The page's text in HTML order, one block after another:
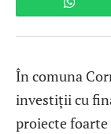
În comuna
investiții cu
proiecte